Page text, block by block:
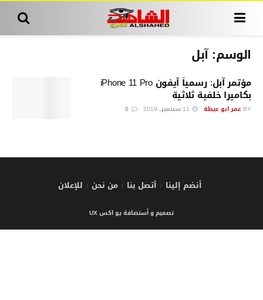
الوسم:آبل
مؤتمر آبل: رسمياً آيفون iPhone 11 Pro
بكاميرا خلفية ثلاثية
BY عمر ابو عيطة
أنضم إلينا أتصل بنا من نحن للإعلان
تصميم و أستضافة يو اكس UX